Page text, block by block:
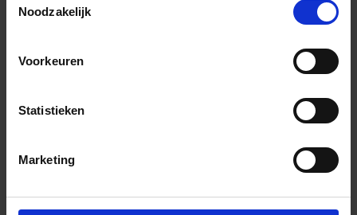
Noodzakelijk
Voorkeuren
Statistieken
Marketing
Algemene informatie
Foto’s ({{photos.length}})